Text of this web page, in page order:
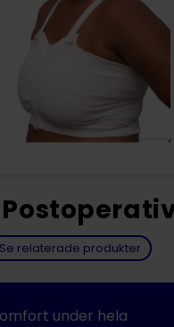
Se relaterade produkter
under hela